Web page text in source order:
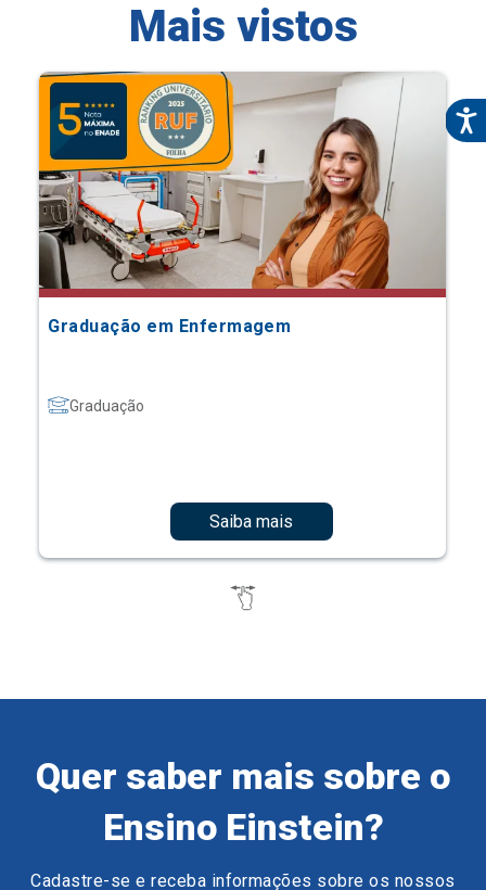
Mais vistos
Graduação em Enfermagem
Graduação
Saiba mais
Quer saber mais sobre o
Ensino Einstein?
Cadastre-se e receba informações sobre os nossos